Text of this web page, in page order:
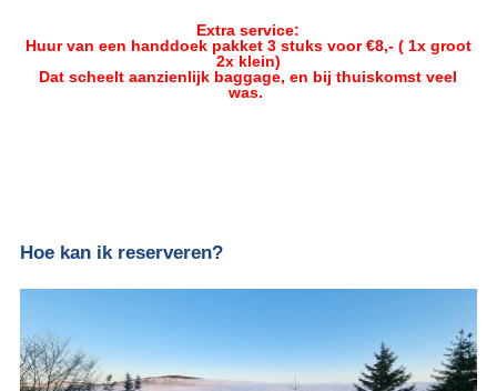
Extra service:
Huur van een handdoek pakket 3 stuks voor €8,- ( 1x groot
2x klein)
Dat scheelt aanzienlijk baggage, en bij thuiskomst veel
was.
Hoe kan ik reserveren?